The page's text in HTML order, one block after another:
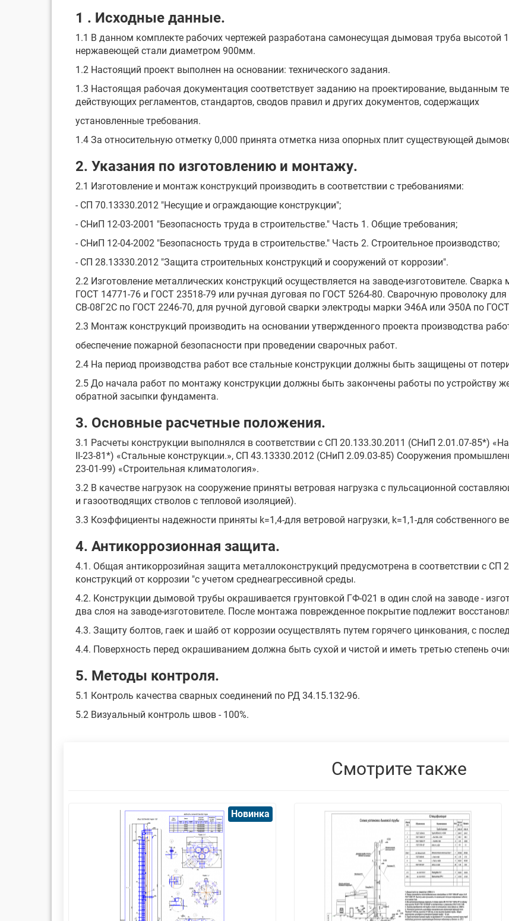
1 . Исходные данные.
1.1 В данном комплекте рабочих чертежей разработана самонесущая дымовая труба высотой
нержавеющей стали диаметром 900мм.
1.2 Настоящий проект выполнен на основании: технического задания.
1.3 Настоящая рабочая документация соответствует заданию на проектирование, выданным
действующих регламентов, стандартов, сводов правил и других документов, содержащих
установленные требования.
1.4 За относительную отметку 0,000 принята отметка низа опорных плит существующей
2. Указания по изготовлению и монтажу.
2.1 Изготовление и монтаж конструкций производить в соответствии с требованиями:
- СП 70.13330.2012 "Несущие и ограждающие конструкции";
- СНиП 12-03-2001 "Безопасность труда в строительстве." Часть 1. Общие требования;
- СНиП 12-04-2002 "Безопасность труда в строительстве." Часть 2. Строительное производство;
- СП 28.13330.2012 "Защита строительных конструкций и сооружений от коррозии".
2.2 Изготовление металлических конструкций осуществляется на заводе-изготовителе.
ГОСТ 14771-76 и ГОСТ 23518-79 или ручная дуговая по ГОСТ 5264-80. Сварочную проволоку
СВ-08Г2С по ГОСТ 2246-70, для ручной дуговой сварки электроды марки Э46А или Э50А по
2.3 Монтаж конструкций производить на основании утвержденного проекта производства
обеспечение пожарной безопасности при проведении сварочных работ.
2.4 На период производства работ все стальные конструкции должны быть защищены от
2.5 До начала работ по монтажу конструкции должны быть закончены работы по устройству
обратной засыпки фундамента.
3. Основные расчетные положения.
3.1 Расчеты конструкции выполнялся в соответствии с СП 20.133.30.2011 (СНиП 2.01.07-85*)
II-23-81*) «Стальные конструкции.», СП 43.13330.2012 (СНиП 2.09.03-85) Сооружения
23-01-99) «Строительная климатология».
3.2 В качестве нагрузок на сооружение приняты ветровая нагрузка с пульсационной
и газоотводящих стволов с тепловой изоляцией).
3.3 Коэффициенты надежности приняты k=1,4-для ветровой нагрузки, k=1,1-для собственного
4. Антикоррозионная защита.
4.1. Общая антикоррозийная защита металлоконструкций предусмотрена в соответствии с СП
конструкций от коррозии "с учетом среднеагрессивной среды.
4.2. Конструкции дымовой трубы окрашивается грунтовкой ГФ-021 в один слой на заводе -
два слоя на заводе-изготовителе. После монтажа поврежденное покрытие подлежит
4.3. Защиту болтов, гаек и шайб от коррозии осуществлять путем горячего цинкования, с
4.4. Поверхность перед окрашиванием должна быть сухой и чистой и иметь третью степень
5. Методы контроля.
5.1 Контроль качества сварных соединений по РД 34.15.132-96.
5.2 Визуальный контроль швов - 100%.
Смотрите также
Новинка